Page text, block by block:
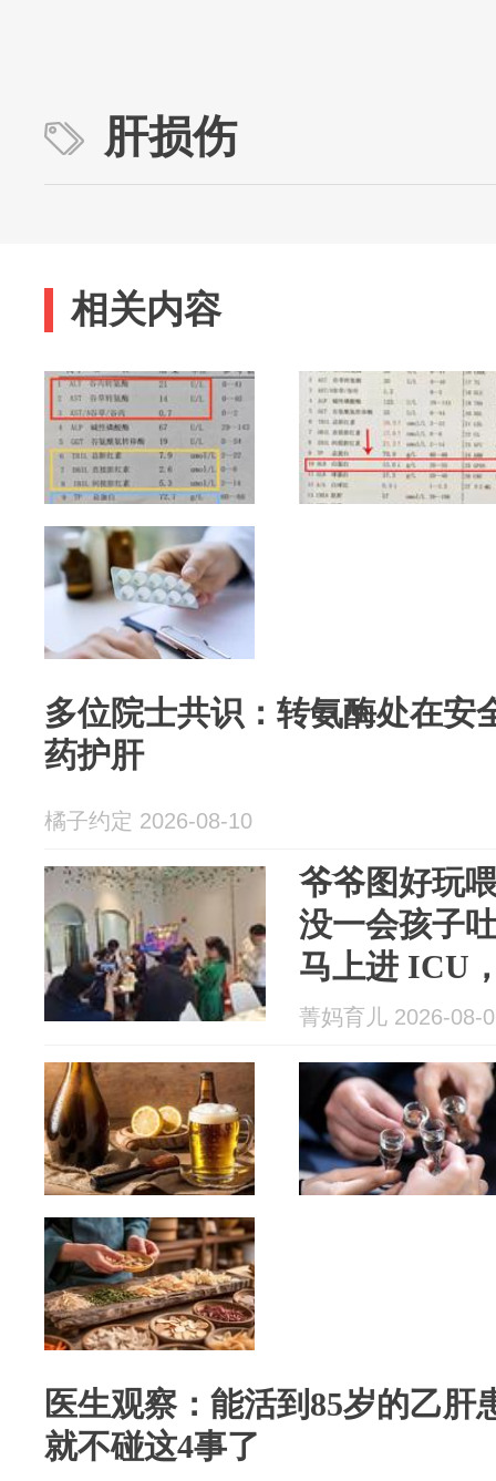
肝损伤
相关内容
多位院士共识：转氨酶处在安
药护肝
橘子约定 2026-08-10
爷爷图好玩
没一会孩子
马上进 ICU
菁妈育儿 2026-08-
医生观察：能活到85岁的乙肝
就不碰这4事了